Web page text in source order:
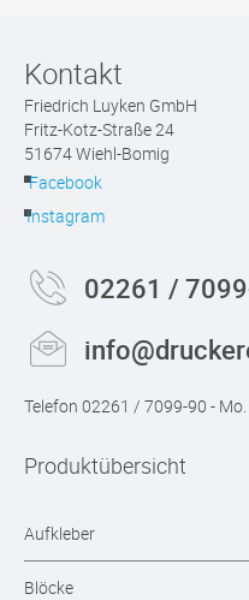
Kontakt
Friedrich Luyken GmbH
Fritz-Kotz-Straße 24
51674 Wiehl-Bomig
Facebook
Instagram
02261 /
Telefon 02261 / 7099-90 - Mo.
Produktübersicht
Aufkleber
Blöcke